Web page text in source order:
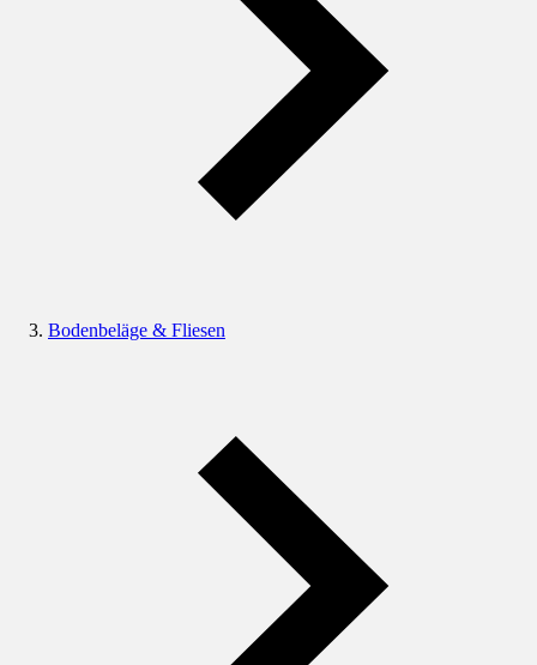
Bodenbeläge & Fliesen